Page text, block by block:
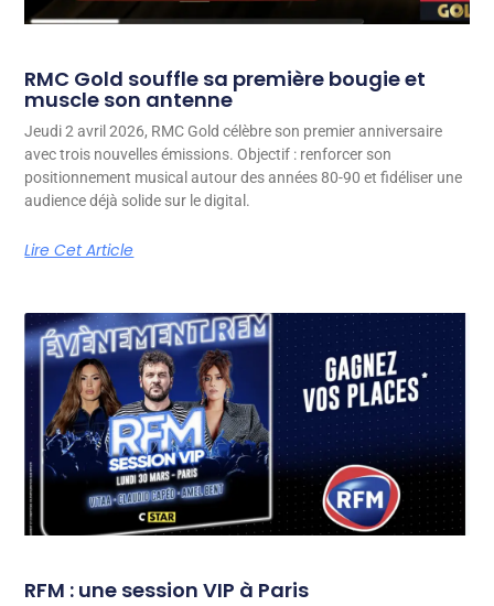
RMC Gold souffle sa première bougie et
muscle son antenne
Jeudi 2 avril 2026, RMC Gold célèbre son premier anniversaire
avec trois nouvelles émissions. Objectif : renforcer son
positionnement musical autour des années 80-90 et fidéliser une
audience déjà solide sur le digital.
Lire Cet Article
RFM : une session VIP à Paris